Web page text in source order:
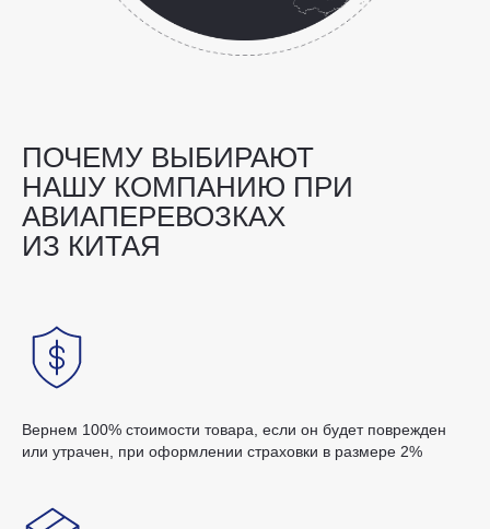
ПОЧЕМУ ВЫБИРАЮТ
НАШУ КОМПАНИЮ ПРИ
АВИАПЕРЕВОЗКАХ
ИЗ КИТАЯ
Вернем 100% стоимости товара, если он будет поврежден
или утрачен, при оформлении страховки в размере 2%